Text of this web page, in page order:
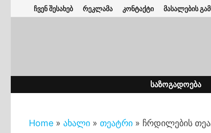
to
ჩვენ შესახებ რეკლამა კონტაქტი მასალების
ᲡᲐᲖᲝᲒᲐᲓᲝᲔᲑᲐ
Home » ახალი » თეატრი » ჩრდილების